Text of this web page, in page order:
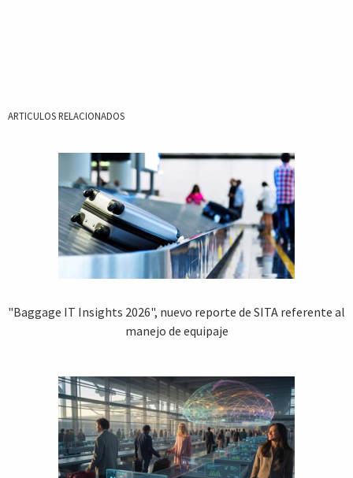
ARTICULOS RELACIONADOS
"Baggage IT Insights 2026", nuevo reporte de SITA referente al
manejo de equipaje